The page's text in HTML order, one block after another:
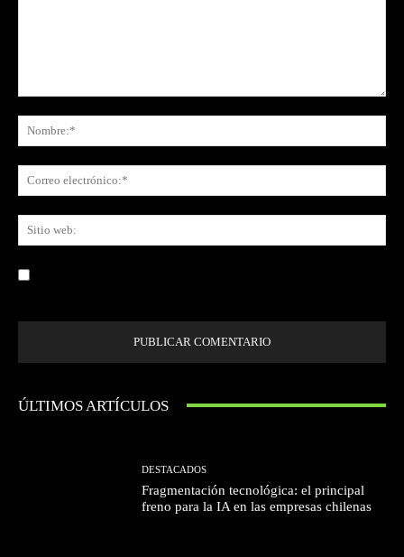
ÚLTIMOS ARTÍCULOS
DESTACADOS
Fragmentación tecnológica: el principal
freno para la IA en las empresas chilenas